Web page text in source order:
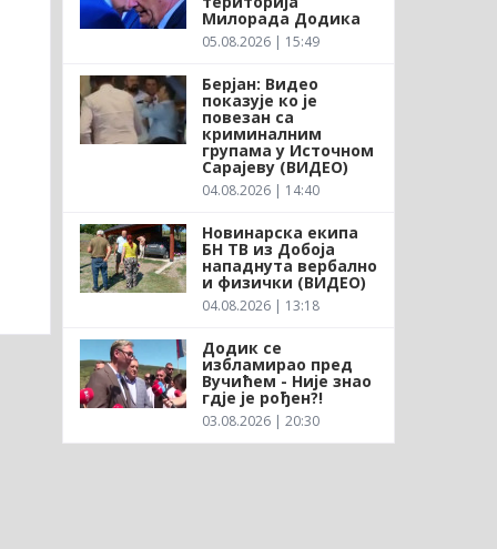
Милорада Додика
05.08.2026 | 15:49
Берјан: Видео
показује ко је
повезан са
криминалним
групама у Источном
Сарајеву (ВИДЕО)
04.08.2026 | 14:40
Новинарска екипа
БН ТВ из Добоја
нападнута вербално
и физички (ВИДЕО)
04.08.2026 | 13:18
Додик се
избламирао пред
Вучићем - Није знао
гдје је рођен?!
03.08.2026 | 20:30